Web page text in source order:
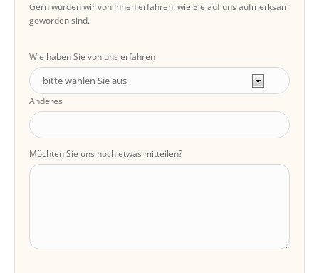
Gern würden wir von Ihnen erfahren, wie Sie auf uns aufmerksam
geworden sind.
Wie haben Sie von uns erfahren
Anderes
Möchten Sie uns noch etwas mitteilen?